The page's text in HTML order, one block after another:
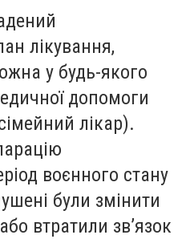
лікування,
у будь-якого
допомоги
лікар).
воєнного стану
були змінити
втратили зв’язок